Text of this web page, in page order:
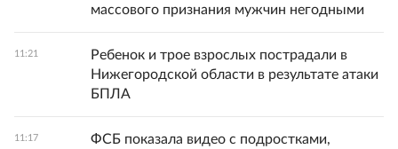
массового признания мужчин негодными
11:21
Ребенок и трое взрослых пострадали в
Нижегородской области в результате атаки
БПЛА
11:17
ФСБ показала видео с подростками,